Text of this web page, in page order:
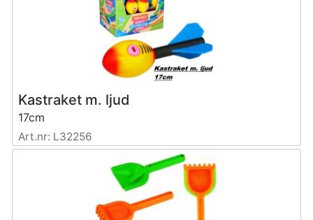
Kastraket m. ljud
17cm
Art.nr: L32256